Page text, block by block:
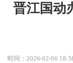
晋江国动
时间：2026-02-06